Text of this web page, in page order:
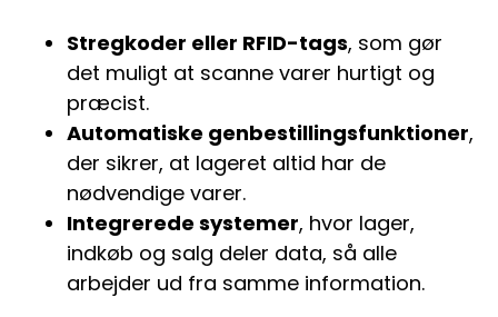
Stregkoder eller RFID-tags, som gør
det muligt at scanne varer hurtigt og
præcist.
Automatiske genbestillingsfunktioner,
der sikrer, at lageret altid har de
nødvendige varer.
Integrerede systemer, hvor lager,
indkøb og salg deler data, så alle
arbejder ud fra samme information.